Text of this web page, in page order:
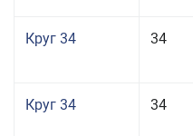
Круг 34 34
Круг 34 34